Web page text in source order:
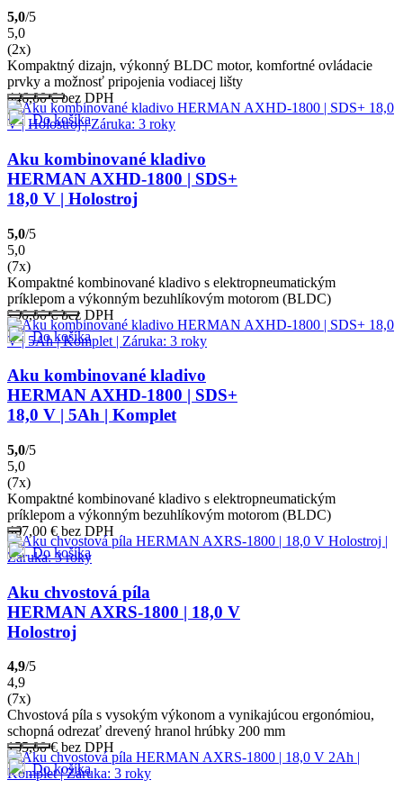
5,0/5
5,0
(2x)
Kompaktný dizajn, výkonný BLDC motor, komfortné ovládacie
prvky a možnosť pripojenia vodiacej lišty
446,00€bez DPH
Do košíka
Aku kombinované kladivo
HERMAN AXHD-1800 | SDS+
18,0 V | Holostroj
5,0/5
5,0
(7x)
Kompaktné kombinované kladivo s elektropneumatickým
príklepom a výkonným bezuhlíkovým motorom (BLDC)
290,00€bez DPH
Do košíka
Aku kombinované kladivo
HERMAN AXHD-1800 | SDS+
18,0 V | 5Ah | Komplet
5,0/5
5,0
(7x)
Kompaktné kombinované kladivo s elektropneumatickým
príklepom a výkonným bezuhlíkovým motorom (BLDC)
467,00 € bez DPH
Do košíka
Aku chvostová píla
HERMAN AXRS-1800 | 18,0 V
Holostroj
4,9/5
4,9
(7x)
Chvostová píla s vysokým výkonom a vynikajúcou ergonómiou,
schopná odrezať drevený hranol hrúbky 200 mm
155,00€ bez DPH
Do košíka